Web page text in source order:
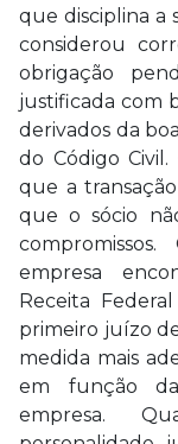
que disciplina a
considerou
obrigação
justificada com
derivados da
do Código
que a
que o sócio
empresa
Receita
primeiro juízo
medida mais
em função
empresa.